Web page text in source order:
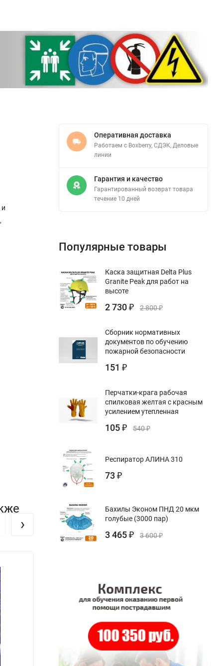
›
Оперативная доставка
Работаем с Boxberry, СДЭК, Деловые
линии
Гарантия и качество
Гарантированный возврат товара
течение 10 дней
Популярные товары
Каска защитная Delta Plus
Granite Peak для работ на
высоте
2 730 ₽ 2 800₽
Сборник нормативных
документов по обучению
пожарной безопасности
151 ₽
Перчатки-крага рабочая
спилковая желтая с красным
усилением утепленная
105 ₽ 540₽
Респиратор АЛИНА 310
73 ₽
Бахилы Эконом ПНД 20 мкм
голубые (3000 пар)
3 465 ₽ 3 600₽